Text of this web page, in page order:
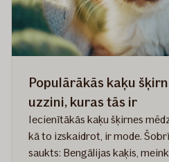
mazo
suņu
šķirņu
priekšrocības
Populārākās kaķu
uzzini, kuras tās ir
Iecienītākās kaķu šķirnes
kā to izskaidrot, ir mode.
saukts: Bengālijas kaķis,